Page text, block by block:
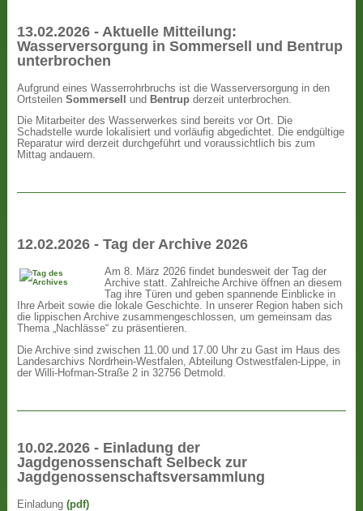
13.02.2026 - Aktuelle Mitteilung:
Wasserversorgung in Sommersell und Bentrup
unterbrochen
Aufgrund eines Wasserrohrbruchs ist die Wasserversorgung in den
OrtsteilenSommersell und Bentrup derzeit unterbrochen.
Die Mitarbeiter des Wasserwerkes sind bereits vor Ort. Die
Schadstelle wurde lokalisiert und vorläufig abgedichtet. Die endgültige
Reparatur wird derzeit durchgeführt und voraussichtlich bis zum
Mittag andauern.
12.02.2026 - Tag der Archive 2026
Am 8. März 2026 findet bundesweit der Tag der
Archive statt. Zahlreiche Archive öffnen an diesem
Tag ihre Türen und geben spannende Einblicke in
Ihre Arbeit sowie die lokale Geschichte. In unserer Region haben sich
die lippischen Archive zusammengeschlossen, um gemeinsam das
Thema „Nachlässe“ zu präsentieren.
Die Archive sind zwischen 11.00 und 17.00 Uhr zu Gast im Haus des
Landesarchivs Nordrhein-Westfalen, Abteilung Ostwestfalen-Lippe, in
der Willi-Hofman-Straße 2 in 32756 Detmold.
10.02.2026 - Einladung der
Jagdgenossenschaft Selbeck zur
Jagdgenossenschaftsversammlung
Einladung(pdf)